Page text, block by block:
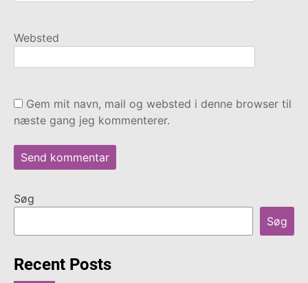
Websted
Gem mit navn, mail og websted i denne browser til
næste gang jeg kommenterer.
Søg
Søg
Recent Posts